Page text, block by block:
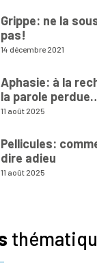
Grippe: ne la
pas!
14 décembre 2021
Aphasie: à la
la parole
11 août 2025
Pellicules:
dire adieu
11 août 2025